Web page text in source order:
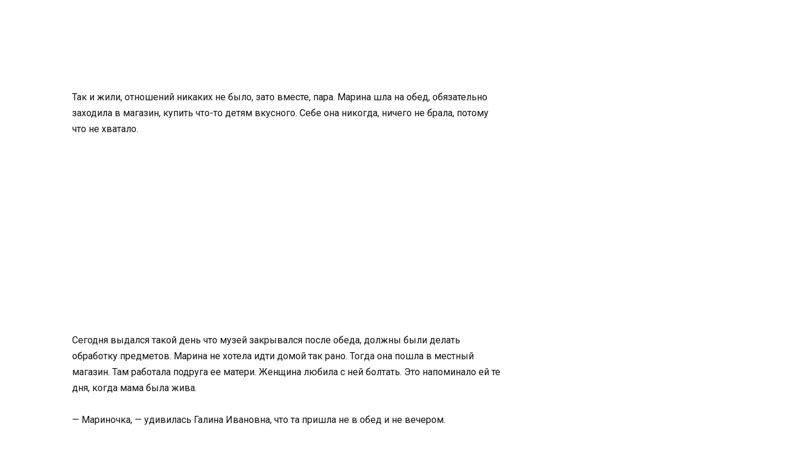
Так и жили, отношений никаких не было, зато вместе, пара. Марина шла на обед, обязательно
заходила в магазин, купить что-то детям вкусного. Себе она никогда, ничего не брала, потому
что не хватало.
Сегодня выдался такой день что музей закрывался после обеда, должны были делать
обработку предметов. Марина не хотела идти домой так рано. Тогда она пошла в местный
магазин. Там работала подруга ее матери. Женщина любила с ней болтать. Это напоминало ей те
дня, когда мама была жива.
— Мариночка, — удивилась Галина Ивановна, что та пришла не в обед и не вечером.